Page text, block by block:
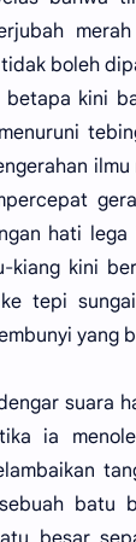
boleh
kini
hati
kiang kini
tepi
yang
suara
ia
batu